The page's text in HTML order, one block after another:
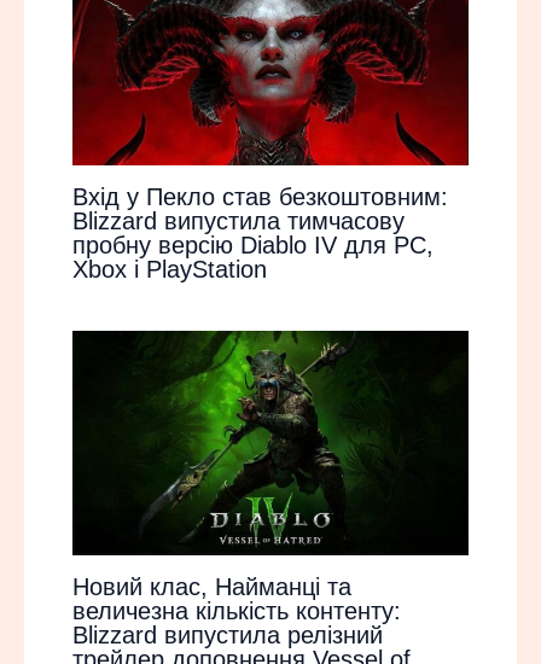
Вхід у Пекло став безкоштовним:
Blizzard випустила тимчасову
пробну версію Diablo IV для PC,
Xbox і PlayStation
Новий клас, Найманці та
величезна кількість контенту:
Blizzard випустила релізний